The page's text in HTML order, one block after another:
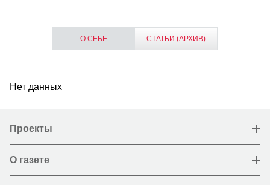
О СЕБЕ СТАТЬИ (АРХИВ)
Нет данных
Проекты
О газете